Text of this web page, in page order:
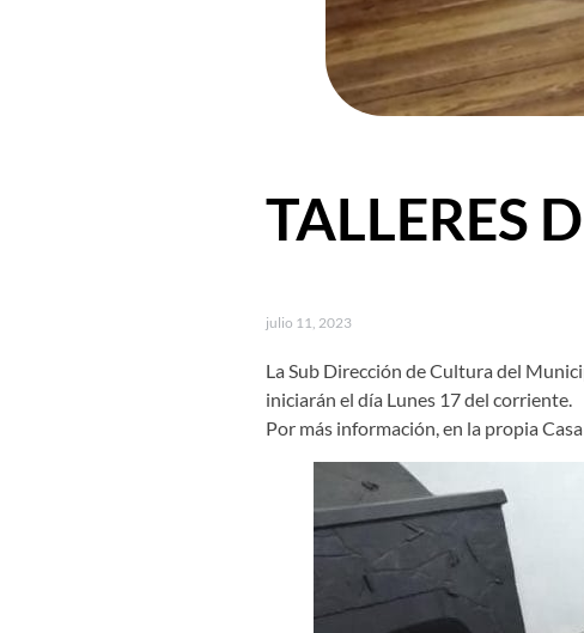
TALLERES
julio 11, 2023
La Sub Dirección de Cultura del
iniciarán el día Lunes 17 del corriente.
Por más información, en la propia